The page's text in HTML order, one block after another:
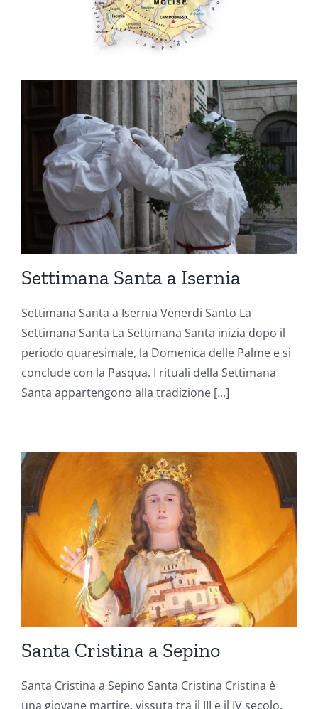
Settimana Santa a Isernia
Settimana Santa a Isernia Venerdi Santo La
Settimana Santa La Settimana Santa inizia dopo il
periodo quaresimale, la Domenica delle Palme e si
conclude con la Pasqua. I rituali della Settimana
Santa appartengono alla tradizione [...]
Santa Cristina a Sepino
Santa Cristina a Sepino Santa Cristina Cristina è
una giovane martire, vissuta tra il III e il IV secolo.